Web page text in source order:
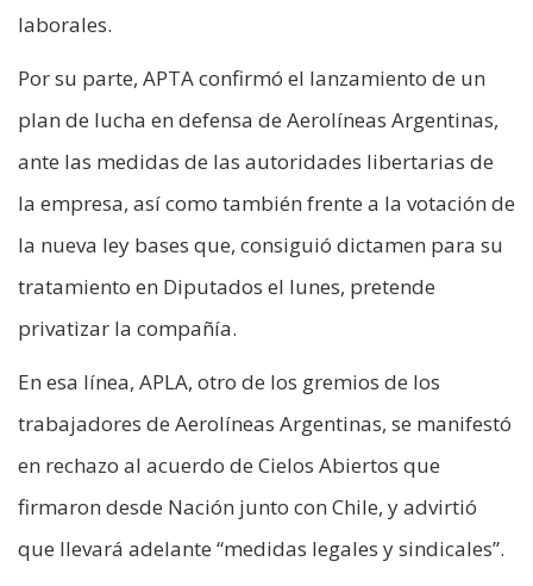
laborales.
Por su parte, APTA confirmó el lanzamiento de un
plan de lucha en defensa de Aerolíneas Argentinas,
ante las medidas de las autoridades libertarias de
la empresa, así como también frente a la votación de
la nueva ley bases que, consiguió dictamen para su
tratamiento en Diputados el lunes, pretende
privatizar la compañía.
En esa línea, APLA, otro de los gremios de los
trabajadores de Aerolíneas Argentinas, se manifestó
en rechazo al acuerdo de Cielos Abiertos que
firmaron desde Nación junto con Chile, y advirtió
que llevará adelante “medidas legales y sindicales”.